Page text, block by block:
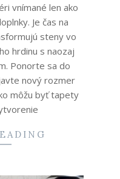
vnímané len ako
Je čas na
steny vo
hrdinu s naozaj
Ponorte sa do
nový rozmer
môžu byť tapety